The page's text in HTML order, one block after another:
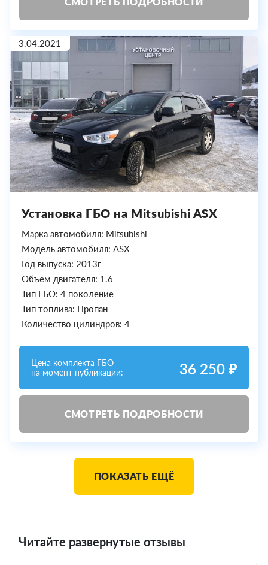
3.04.2021
Установка ГБО на Mitsubishi ASX
Марка автомобиля: Mitsubishi
Модель автомобиля: ASX
Год выпуска: 2013г
Объем двигателя: 1.6
Тип ГБО: 4 поколение
Тип топлива: Пропан
Количество цилиндров: 4
Цена комплекта ГБО
на момент публикации:
36 250 ₽
СМОТРЕТЬ ПОДРОБНОСТИ
ПОКАЗАТЬ ЕЩЁ
Читайте развернутые отзывы